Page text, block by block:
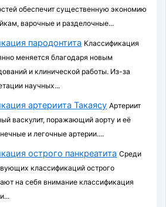
обеспечит существенную экономию
варочные и разделочные...
пародонтита Классификация
меняется благодаря новым
и клинической работы. Из-за
научных...
артериита Такаясу Артериит
васкулит, поражающий аорту и её
и легочные артерии....
острого панкреатита Среди
классификаций острого
на себя внимание классификация